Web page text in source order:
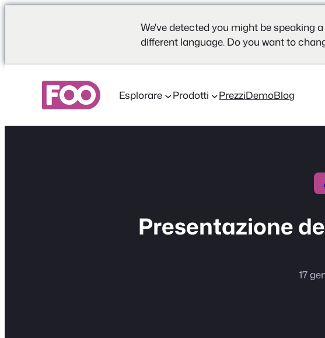
We've detected you might be speaking a
different language. Do you want to
contenuto
Esplorare Prodotti PrezziDemoBlog
Presentazione
17